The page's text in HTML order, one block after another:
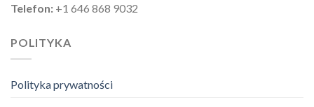
Telefon: +1 646 868 9032
POLITYKA
Polityka prywatności